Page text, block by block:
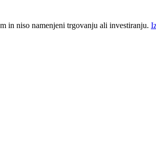
in niso namenjeni trgovanju ali investiranju.